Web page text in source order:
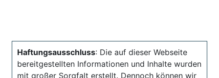
Haftungsausschluss: Die auf dieser Webseite
bereitgestellten Informationen und Inhalte wurden
mit großer Sorgfalt erstellt. Dennoch können wir